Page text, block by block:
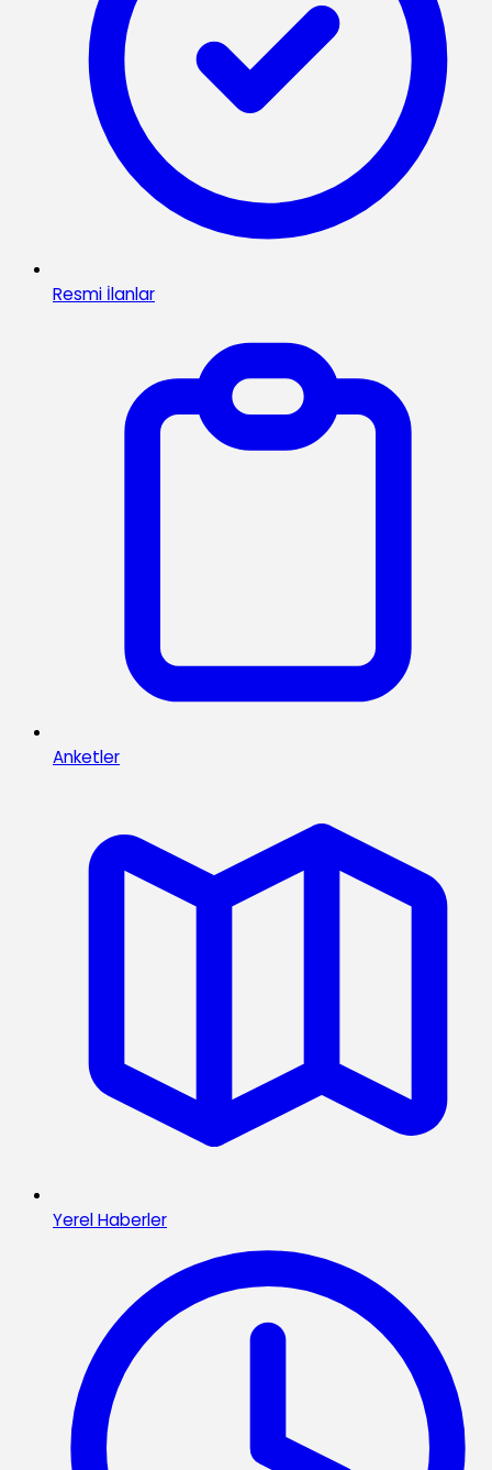
Resmi İlanlar
Anketler
Yerel Haberler